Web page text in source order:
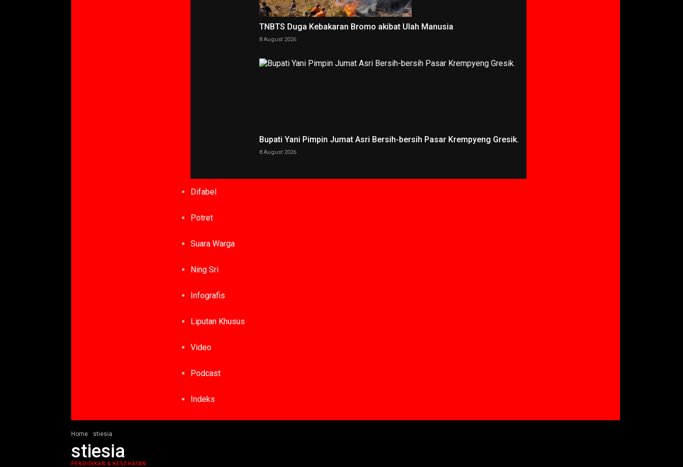
TNBTS Duga Kebakaran Bromo akibat Ulah Manusia
8 August 2026
Bupati Yani Pimpin Jumat Asri Bersih-bersih Pasar Krempyeng Gresik.
8 August 2026
Difabel
Potret
Suara Warga
Ning Sri
Infografis
Liputan Khusus
Video
Podcast
Indeks
Home stiesia
stiesia
PENDIDIKAN & KESEHATAN